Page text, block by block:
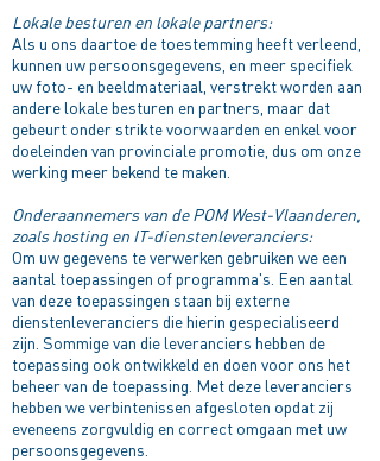
Lokale besturen en lokale partners:
Als u ons daartoe de toestemming heeft verleend,
kunnen uw persoonsgegevens, en meer specifiek
uw foto- en beeldmateriaal, verstrekt worden aan
andere lokale besturen en partners, maar dat
gebeurt onder strikte voorwaarden en enkel voor
doeleinden van provinciale promotie, dus om onze
werking meer bekend te maken.
Onderaannemers van de POM West-Vlaanderen,
zoals hosting en IT-dienstenleveranciers:
Om uw gegevens te verwerken gebruiken we een
aantal toepassingen of programma's. Een aantal
van deze toepassingen staan bij externe
dienstenleveranciers die hierin gespecialiseerd
zijn. Sommige van die leveranciers hebben de
toepassing ook ontwikkeld en doen voor ons het
beheer van de toepassing. Met deze leveranciers
hebben we verbintenissen afgesloten opdat zij
eveneens zorgvuldig en correct omgaan met uw
persoonsgegevens.